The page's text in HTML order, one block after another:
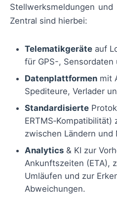
Stellwerksmeldungen
Zentral sind hierbei:
Telematikgeräte auf
für GPS-,
Datenplattformen mit
Spediteure, Verlader
Standardisierte
zwischen Ländern und
Analytics & KI zur
Ankunftszeiten (ETA),
Umläufen und zur
Abweichungen.